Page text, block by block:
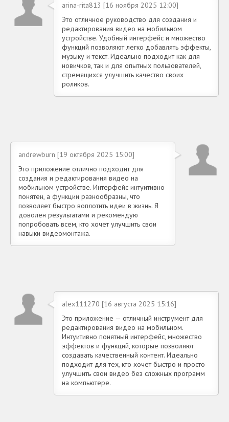
arina-rita813 [16 ноября 2025 12:00]
Это отличное руководство для создания и
редактирования видео на мобильном
устройстве. Удобный интерфейс и множество
функций позволяют легко добавлять эффекты,
музыку и текст. Идеально подходит как для
новичков, так и для опытных пользователей,
стремящихся улучшить качество своих
роликов.
andrewburn [19 октября 2025 15:00]
Это приложение отлично подходит для
создания и редактирования видео на
мобильном устройстве. Интерфейс интуитивно
понятен, а функции разнообразны, что
позволяет быстро воплотить идеи в жизнь. Я
доволен результатами и рекомендую
попробовать всем, кто хочет улучшить свои
навыки видеомонтажа.
alex111270 [16 августа 2025 15:16]
Это приложение — отличный инструмент для
редактирования видео на мобильном.
Интуитивно понятный интерфейс, множество
эффектов и функций, которые позволяют
создавать качественный контент. Идеально
подходит для тех, кто хочет быстро и просто
улучшить свои видео без сложных программ
на компьютере.